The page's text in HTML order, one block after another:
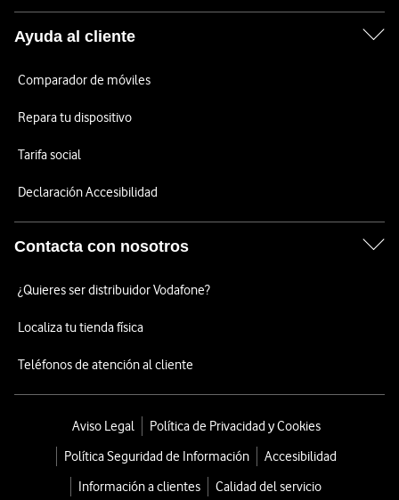
Ayuda al cliente
Comparador de móviles
Repara tu dispositivo
Tarifa social
Declaración Accesibilidad
Contacta con nosotros
¿Quieres ser distribuidor Vodafone?
Localiza tu tienda física
Teléfonos de atención al cliente
Aviso Legal
Política de Privacidad y Cookies
Política Seguridad de Información
Accesibilidad
Información a clientes
Calidad del servicio